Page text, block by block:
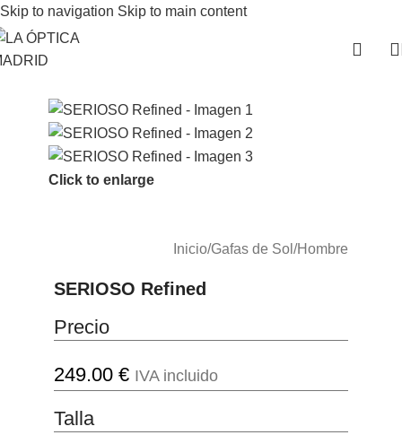
Skip to navigation Skip to main content
Click to enlarge
Inicio/Gafas de Sol/Hombre
SERIOSO Refined
Precio
249.00 € IVA incluido
Talla